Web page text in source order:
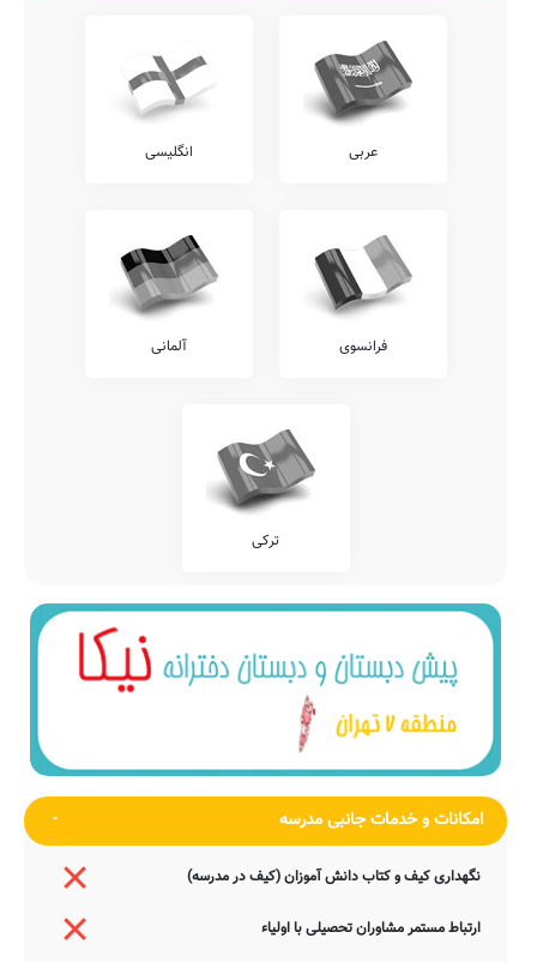
عربی انگلیسی
فرانسوی آلمانی
ترکی
امکانات و خدمات جانبی مدرسه
نگهداری کیف و کتاب دانش آموزان (کیف در مدرسه)
ارتباط مستمر مشاوران تحصیلی با اولیاء